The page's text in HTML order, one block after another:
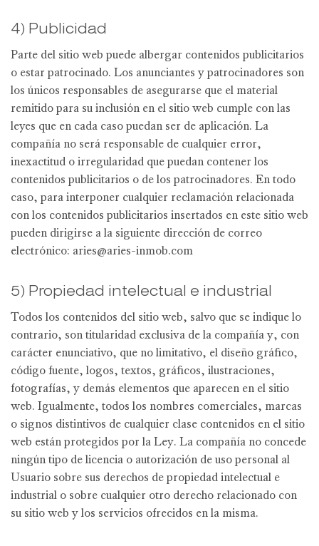
4) Publicidad
Parte del sitio web puede albergar contenidos publicitarios
o estar patrocinado. Los anunciantes y patrocinadores son
los únicos responsables de asegurarse que el material
remitido para su inclusión en el sitio web cumple con las
leyes que en cada caso puedan ser de aplicación. La
compañía no será responsable de cualquier error,
inexactitud o irregularidad que puedan contener los
contenidos publicitarios o de los patrocinadores. En todo
caso, para interponer cualquier reclamación relacionada
con los contenidos publicitarios insertados en este sitio web
pueden dirigirse a la siguiente dirección de correo
electrónico: aries@aries-inmob.com
5) Propiedad intelectual e industrial
Todos los contenidos del sitio web, salvo que se indique lo
contrario, son titularidad exclusiva de la compañía y, con
carácter enunciativo, que no limitativo, el diseño gráfico,
código fuente, logos, textos, gráficos, ilustraciones,
fotografías, y demás elementos que aparecen en el sitio
web. Igualmente, todos los nombres comerciales, marcas
o signos distintivos de cualquier clase contenidos en el sitio
web están protegidos por la Ley. La compañía no concede
ningún tipo de licencia o autorización de uso personal al
Usuario sobre sus derechos de propiedad intelectual e
industrial o sobre cualquier otro derecho relacionado con
su sitio web y los servicios ofrecidos en la misma.